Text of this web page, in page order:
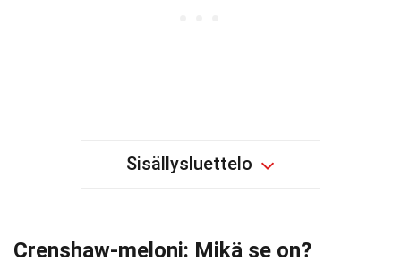
Sisällysluettelo
Crenshaw-meloni: Mikä se on?